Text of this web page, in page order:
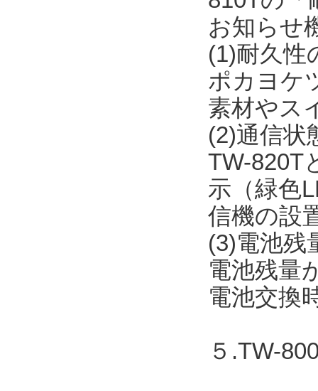
お知らせ
(1)耐久性
ポカヨケ
素材やス
(2)通信状
TW-820T
示（緑色
信機の設
(3)電池残
電池残量
電池交換
５.TW-